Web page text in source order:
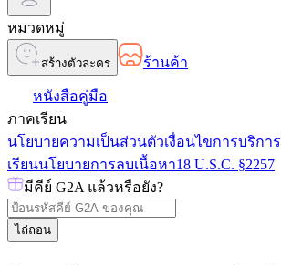
หมวดหมู่
สร้างตัวละคร ร้านค้า
หนังสือคู่มือ
ภาคเรียน
นโยบายความเป็นส่วนตัวเงื่อนไขการบริการ
เรียนนโยบายการลบเนื้อหา18 U.S.C. §2257
มีคีย์ G2A แล้วหรือยัง?
ไถ่ถอน